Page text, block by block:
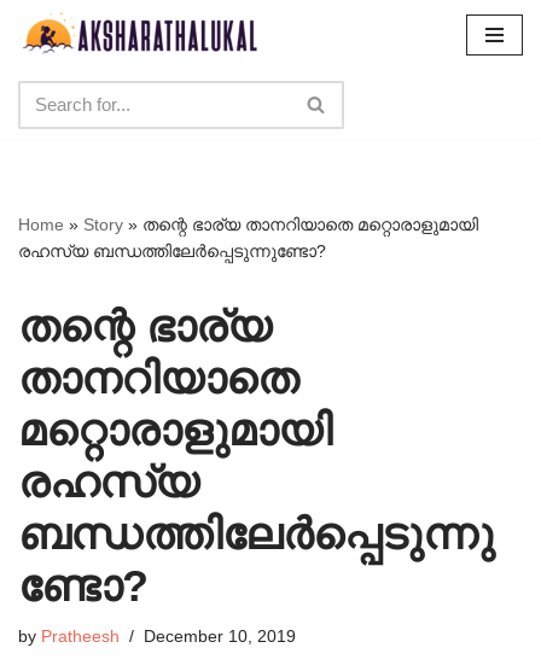
content
Home » Story » തന്റെ ഭാര്യ താനറിയാതെ മറ്റൊരാളുമായി
രഹസ്യ ബന്ധത്തിലേർപ്പെടുന്നുണ്ടോ?
തന്റെ ഭാര്യ
താനറിയാതെ
മറ്റൊരാളുമായി
രഹസ്യ
ബന്ധത്തിലേർപ്പെടുന്നു
ണ്ടോ?
by Pratheesh December 10, 2019